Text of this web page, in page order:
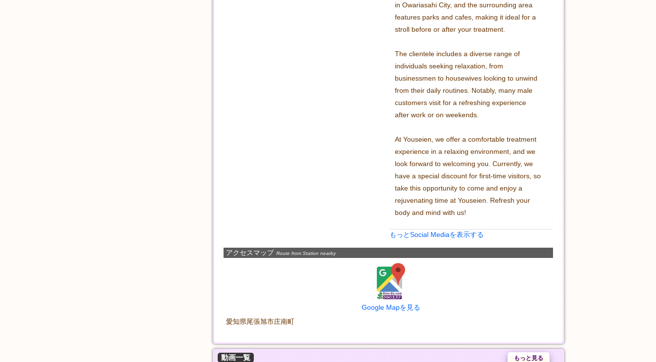
in Owariasahi City, and the surrounding area
features parks and cafes, making it ideal for a
stroll before or after your treatment.
The clientele includes a diverse range of
individuals seeking relaxation, from
businessmen to housewives looking to unwind
from their daily routines. Notably, many male
customers visit for a refreshing experience
after work or on weekends.
At Youseien, we offer a comfortable treatment
experience in a relaxing environment, and we
look forward to welcoming you. Currently, we
have a special discount for first-time visitors, so
take this opportunity to come and enjoy a
rejuvenating time at Youseien. Refresh your
body and mind with us!
もっとSocial Mediaを表示する
アクセスマップ Route from Station nearby
Google Mapを見る
愛知県尾張旭市庄南町
動画一覧 もっと見る